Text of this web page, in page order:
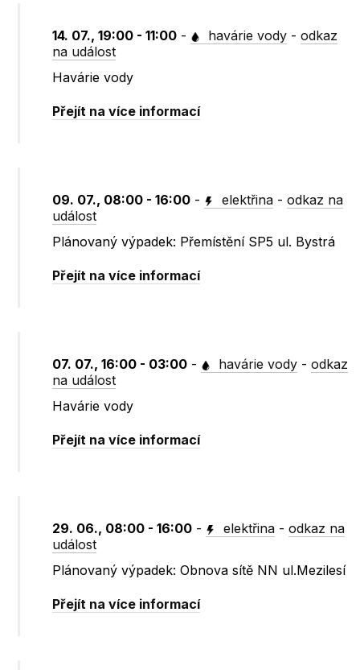
14. 07., 19:00 - 11:00 - havárie vody -odkaz
na událost
Havárie vody
Přejít na více informací
09. 07., 08:00 - 16:00 - elektřina -odkaz na
událost
Plánovaný výpadek: Přemístění SP5 ul. Bystrá
Přejít na více informací
07. 07., 16:00 - 03:00 - havárie vody -odkaz
na událost
Havárie vody
Přejít na více informací
29. 06., 08:00 - 16:00 - elektřina -odkaz na
událost
Plánovaný výpadek: Obnova sítě NN ul.Mezilesí
Přejít na více informací